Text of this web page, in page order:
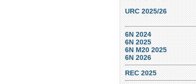
URC 2025/26
6N 2024
6N 2025
6N M20 2025
6N 2026
REC 2025